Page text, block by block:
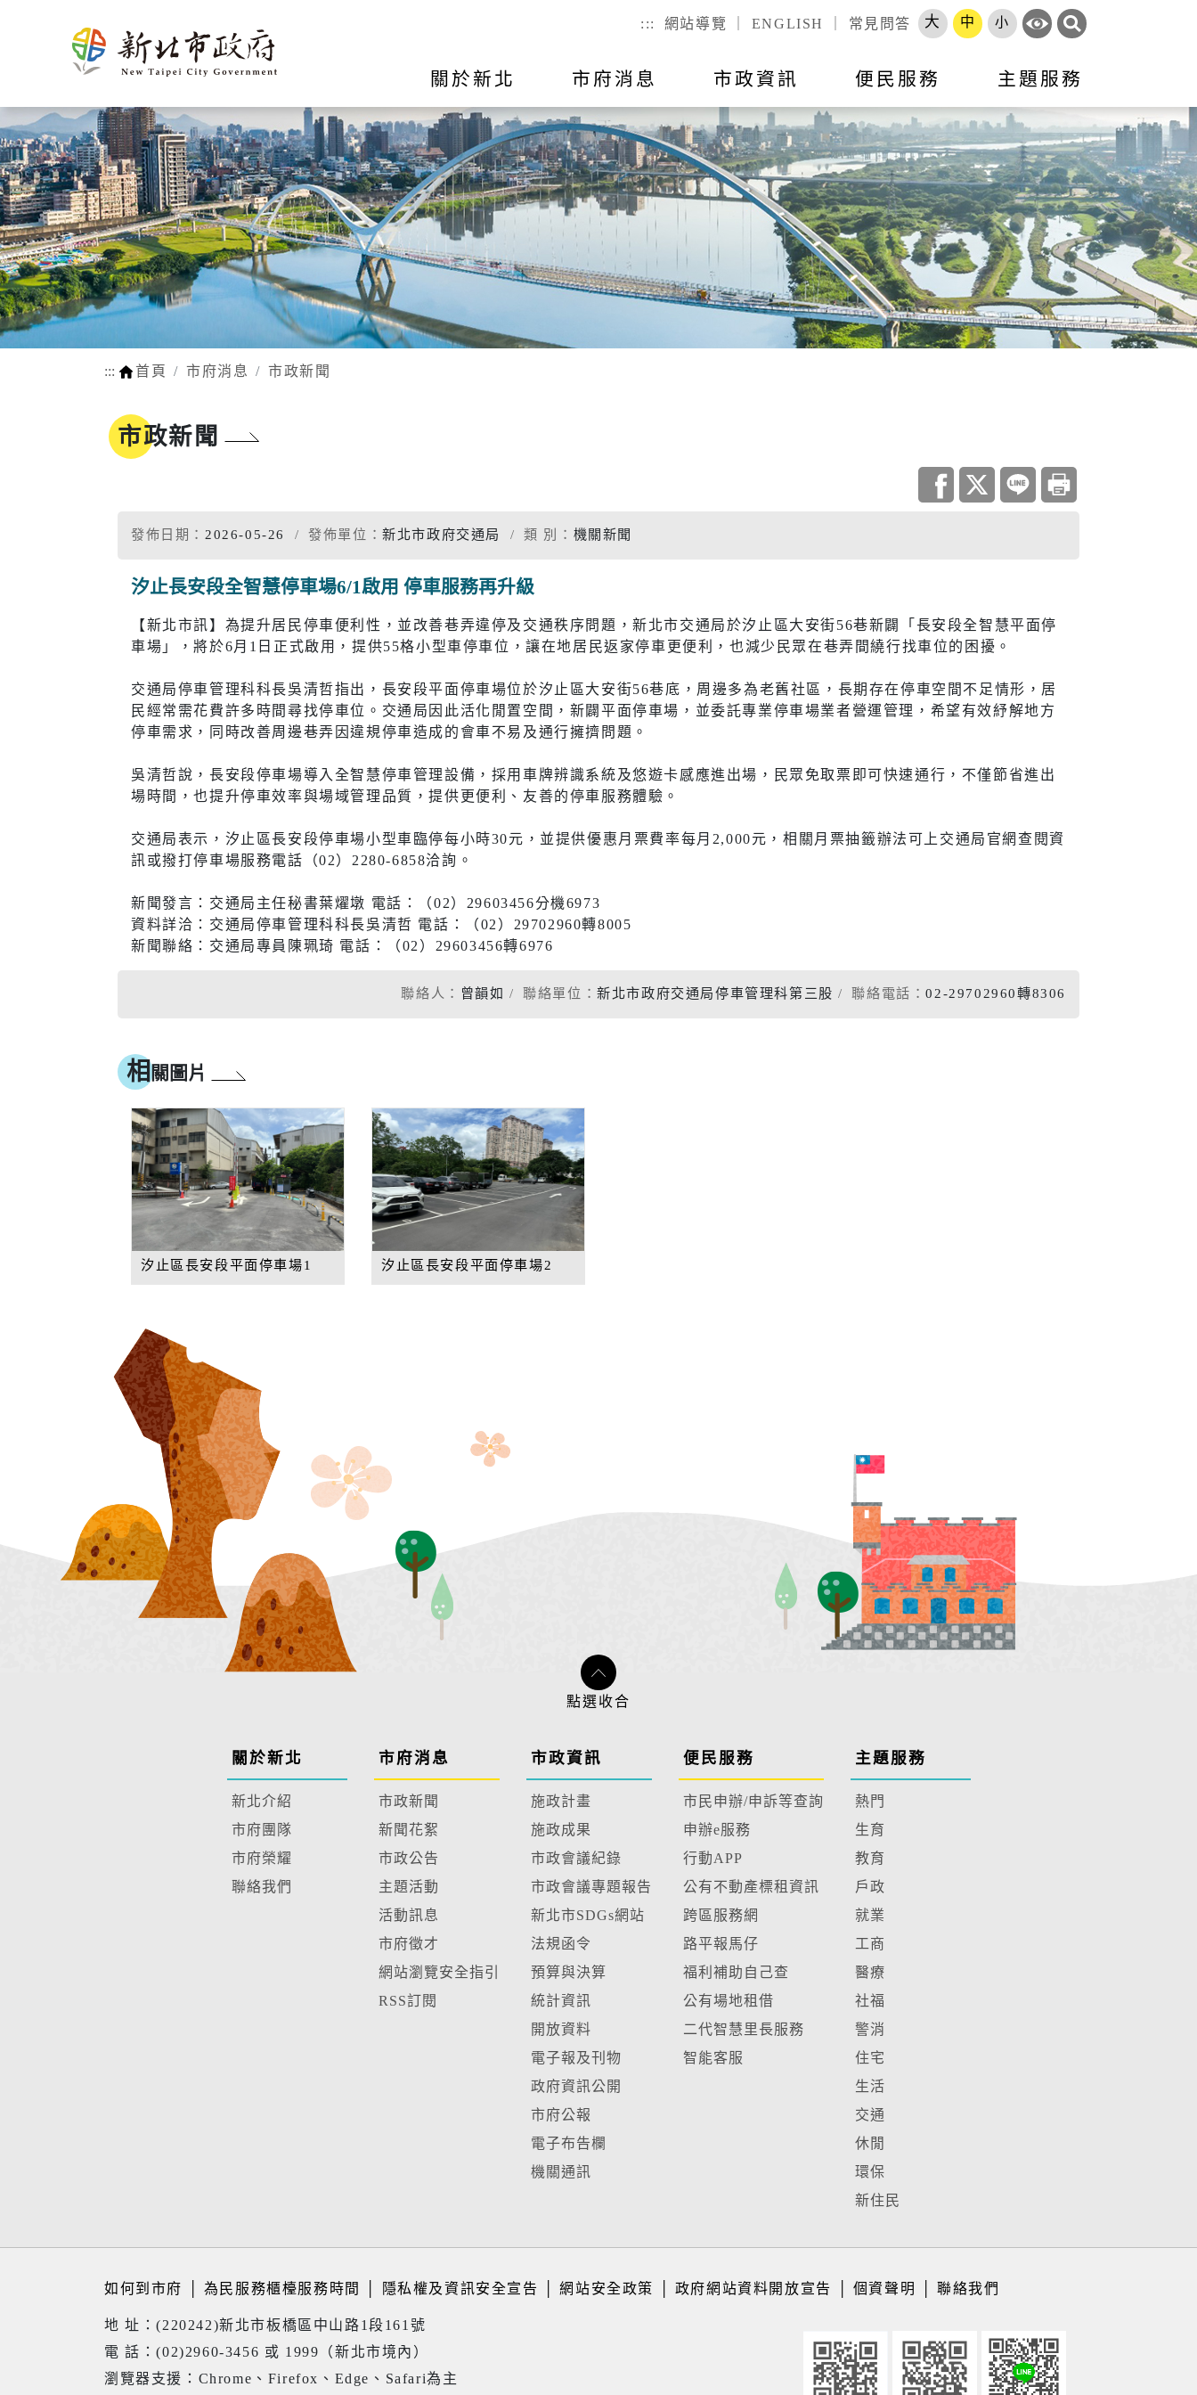
::: 網站導覽 ENGLISH 常見問答 大 中 小
關於新北
新北介
紹
地理氣候
人口概況
交通概述
文化
姊妹市及
友好城市
新北市標
誌
市府團
隊
市府組織
市政府
各機關
區公所
市府榮
耀
聯絡我
們
市府消息
市政新聞 新聞花絮 市政公告 主題活動 活動訊息
市府徵才 網站瀏覽安全指引 RSS訂閱
市政資訊
施政計畫 施政成果 出國報告 市政會議紀錄 市政會議專題報告
新北市SDGs網站 法規函令 預算與決算
總預算
總決算
統計資訊
議員所提地方建設建議
對民間團體補（捐）助
民生統計速報
開放資料
便民服務
市民申辦/申訴等查
詢
申辦e服務 行動APP 公有不動產標租資訊 跨區服務網
路平報馬仔 福利補助自己查 公有場地租借 二代智慧里長服務 智能客服
主題服務
熱門
動物認養
公設認養
網站連結
行動APP
常見問答
參與式預算
生育
孕前保健
生育獎勵
身心障礙者懷孕手冊
醫療保健
育兒托育
教育
幼兒
國小
國高中
特殊教育
學習階段資源
戶政
戶籍登記申辦須知
服務時間
戶政規費收費標準
戶籍罰鍰處罰金額基準
表
異地申辦項目
就業
就業資訊
勞工大學
市府徵才
職訓補給站
原住民人力資源網
工商服務
促參招商網
醫療
慢性疾病防治組
衛生所入口網
醫療院所
醫療篩檢
社福
社會救助
老人福利機構
脆弱家庭服務
社會福利服務中心
警消
警察分局與大隊
婦幼安全
水域安全宣導
住宅
城鄉資訊系統
居住服務
生活
動物認養
樹木保護專區
交通
新北市公共自行車
(YouBike)
新北市酒後代駕業者資
訊
休閒
運動地圖
觀光旅遊
藝文活動
各區清潔隊專線 移民服務
::: 首頁 市府消息 市政新聞
市政新聞
發佈日期： 2026-05-26 發佈單位：新北市政府交通局 類 別： 機關新聞
汐止長安段全智慧停車場6/1啟用 停車服務再升級
【新北市訊】為提升居民停車便利性，並改善巷弄違停及交通秩序問題，新北市交通局於汐止區大安街56巷新闢「長安段全智慧平面停
車場」，將於6月1日正式啟用，提供55格小型車停車位，讓在地居民返家停車更便利，也減少民眾在巷弄間繞行找車位的困擾。
交通局停車管理科科長吳清哲指出，長安段平面停車場位於汐止區大安街56巷底，周邊多為老舊社區，長期存在停車空間不足情形，居
民經常需花費許多時間尋找停車位。交通局因此活化閒置空間，新闢平面停車場，並委託專業停車場業者營運管理，希望有效紓解地方
停車需求，同時改善周邊巷弄因違規停車造成的會車不易及通行擁擠問題。
吳清哲說，長安段停車場導入全智慧停車管理設備，採用車牌辨識系統及悠遊卡感應進出場，民眾免取票即可快速通行，不僅節省進出
場時間，也提升停車效率與場域管理品質，提供更便利、友善的停車服務體驗。
交通局表示，汐止區長安段停車場小型車臨停每小時30元，並提供優惠月票費率每月2,000元，相關月票抽籤辦法可上交通局官網查閱資
訊或撥打停車場服務電話（02）2280-6858洽詢。
新聞發言：交通局主任秘書葉燿墩 電話：（02）29603456分機6973
資料詳洽：交通局停車管理科科長吳清哲 電話：（02）29702960轉8005
新聞聯絡：交通局專員陳珮琦 電話：（02）29603456轉6976
聯絡人： 曾韻如 聯絡單位：新北市政府交通局停車管理科第三股 聯絡電話：02-29702960轉8306
相 關圖片
汐止區長安段平面停車場1 汐止區長安段平面停車場2
關於新北
新北介紹
市府團隊
市府榮耀
聯絡我們
市府消息
市政新聞
新聞花絮
市政公告
主題活動
活動訊息
市府徵才
網站瀏覽安全指引
RSS訂閱
市政資訊
施政計畫
施政成果
市政會議紀錄
市政會議專題報告
新北市SDGs網站
法規函令
預算與決算
統計資訊
開放資料
電子報及刊物
政府資訊公開
市府公報
電子布告欄
機關通訊
便民服務
市民申辦/申訴等查詢
申辦e服務
行動APP
公有不動產標租資訊
跨區服務網
路平報馬仔
福利補助自己查
公有場地租借
二代智慧里長服務
智能客服
主題服務
熱門
生育
教育
戶政
就業
工商
醫療
社福
警消
住宅
生活
交通
休閒
環保
新住民
如何到市府 為民服務櫃檯服務時間 隱私權及資訊安全宣告 │網站安全政策 政府網站資料開放宣告 個資聲明 聯絡我們
地 址：(220242)新北市板橋區中山路1段161號
電 話：(02)2960-3456 或 1999（新北市境內）
瀏覽器支援：Chrome、Firefox、Edge、Safari為主